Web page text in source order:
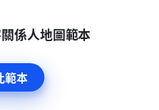
係人地圖範本
範本